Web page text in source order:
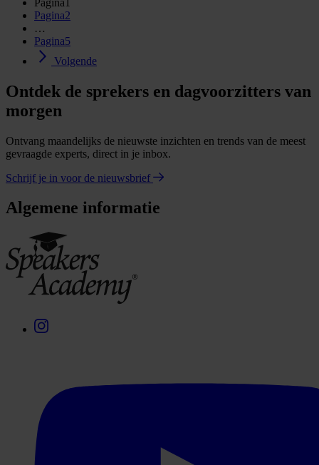
Pagina2
…
Pagina5
Volgende
Ontdek de sprekers en dagvoorzitters van
morgen
Ontvang maandelijks de nieuwste inzichten en trends van de meest
gevraagde experts, direct in je inbox.
Schrijf je in voor de nieuwsbrief
Algemene informatie